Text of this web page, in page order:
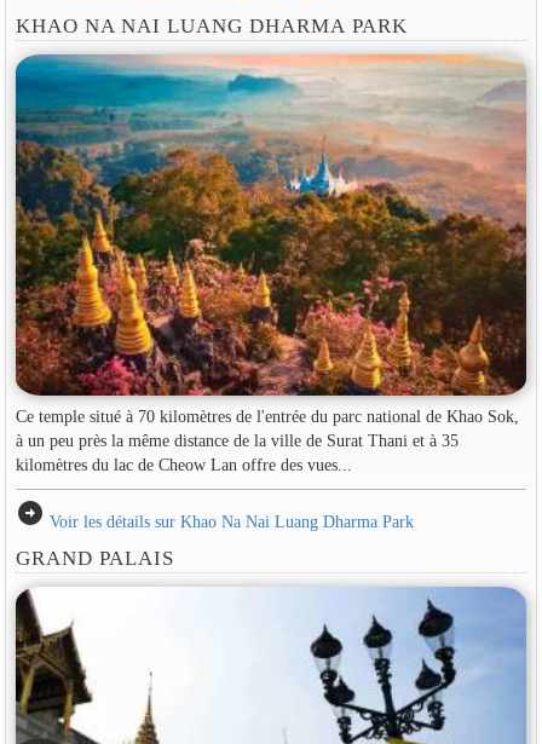
KHAO NA NAI LUANG DHARMA PARK
Ce temple situé à 70 kilomètres de l'entrée du parc national de Khao Sok,
à un peu près la même distance de la ville de Surat Thani et à 35
kilomètres du lac de Cheow Lan offre des vues...
arrow_circle_right Voir les détails sur Khao Na Nai Luang Dharma Park
GRAND PALAIS